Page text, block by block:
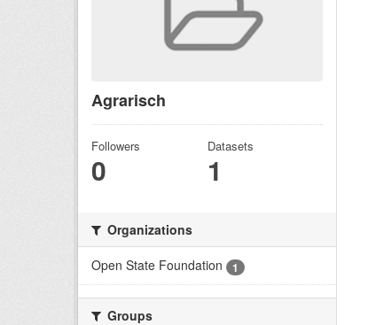
Agrarisch
Followers
0
Datasets
1
Organizations
Open State Foundation
1
Groups